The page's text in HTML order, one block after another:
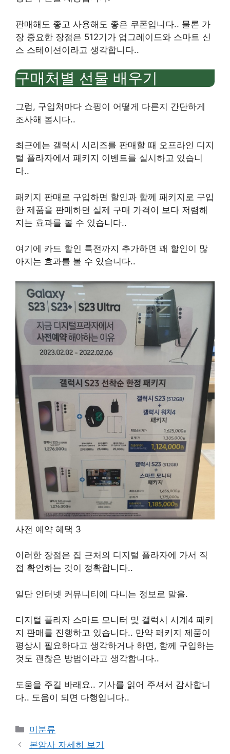
판매해도 좋고 사용해도 좋은 쿠폰입니다.. 물론 가
장 중요한 장점은 512기가 업그레이드와 스마트 신
스 스테이션이라고 생각합니다..
구매처별 선물 배우기
그럼, 구입처마다 쇼핑이 어떻게 다른지 간단하게
조사해 봅시다..
최근에는 갤럭시 시리즈를 판매할 때 오프라인 디지
털 플라자에서 패키지 이벤트를 실시하고 있습니
다..
패키지 판매로 구입하면 할인과 함께 패키지로 구입
한 제품을 판매하면 실제 구매 가격이 보다 저렴해
지는 효과를 볼 수 있습니다..
여기에 카드 할인 특전까지 추가하면 꽤 할인이 많
아지는 효과를 볼 수 있습니다..
사전 예약 혜택 3
이러한 장점은 집 근처의 디지털 플라자에 가서 직
접 확인하는 것이 정확합니다..
일단 인터넷 커뮤니티에 다니는 정보로 말을.
디지털 플라자 스마트 모니터 및 갤럭시 시계 4 패키
지 판매를 진행하고 있습니다.. 만약 패키지 제품이
평상시 필요하다고 생각하거나 하면, 함께 구입하는
것도 괜찮은 방법이라고 생각합니다..
도움을 주길 바래요.. 기사를 읽어 주셔서 감사합니
다.. 도움이 되면 다행입니다..
Categories
미분류
본암사 자세히 보기